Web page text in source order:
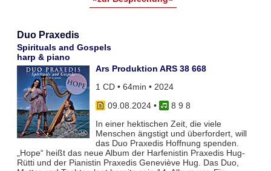
Duo Praxedis
Spirituals and Gospels
harp & piano
Ars Produktion ARS 38 668
1 CD • 64min • 2024
09.08.2024•
8 9 8
In einer hektischen Zeit, die viele
Menschen ängstigt und überfordert, will
das Duo Praxedis Hoffnung spenden.
„Hope“ heißt das neue Album der Harfenistin Praxedis Hug-
Rütti und der Pianistin Praxedis Geneviève Hug. Das Duo,